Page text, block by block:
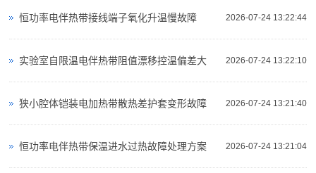
2026-07-24 13:22:44
恒功率电伴热带接线端子氧化升温慢故障
2026-07-24 13:22:10
实验室自限温电伴热带阻值漂移控温偏差大
2026-07-24 13:21:40
狭小腔体铠装电加热带散热差护套变形故障
2026-07-24 13:21:04
恒功率电伴热带保温进水过热故障处理方案